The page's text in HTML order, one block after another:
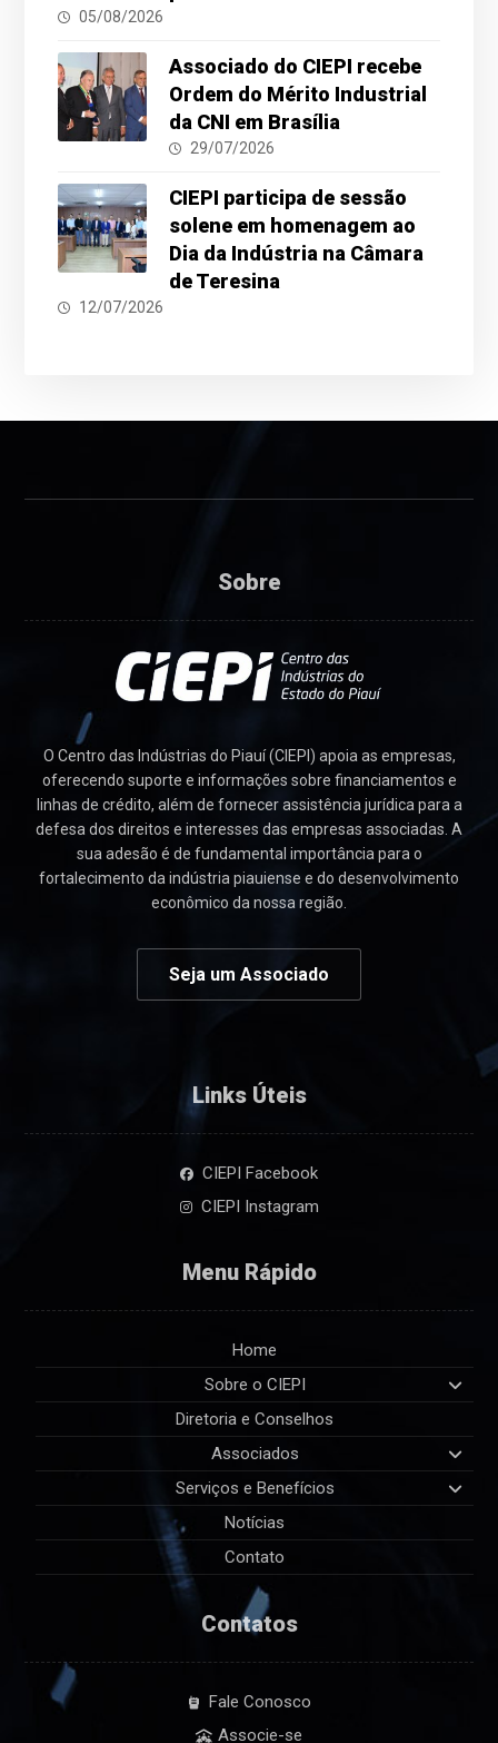
05/08/2026
Associado do CIEPI recebe
Ordem do Mérito Industrial
da CNI em Brasília
29/07/2026
CIEPI participa de sessão
solene em homenagem ao
Dia da Indústria na Câmara
de Teresina
12/07/2026
Sobre
O Centro das Indústrias do Piauí (CIEPI) apoia as empresas,
oferecendo suporte e informações sobre financiamentos e
linhas de crédito, além de fornecer assistência jurídica para a
defesa dos direitos e interesses das empresas associadas. A
sua adesão é de fundamental importância para o
fortalecimento da indústria piauiense e do desenvolvimento
econômico da nossa região.
Seja um Associado
Links Úteis
CIEPI Facebook
CIEPI Instagram
Menu Rápido
Home
Sobre o CIEPI
Diretoria e Conselhos
Associados
Serviços e Benefícios
Notícias
Contato
Contatos
Fale Conosco
Associe-se